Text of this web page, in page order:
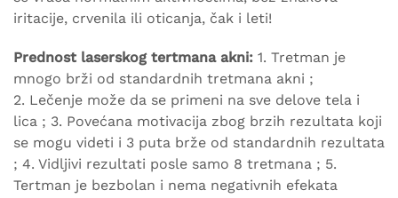
iritacije, crvenila ili oticanja, čak i leti!
Prednost laserskog tertmana akni: 1. Tretman je
mnogo brži od standardnih tretmana akni ;
2. Lečenje može da se primeni na sve delove tela i
lica ; 3. Povećana motivacija zbog brzih rezultata koji
se mogu videti i 3 puta brže od standardnih rezultata
; 4. Vidljivi rezultati posle samo 8 tretmana ; 5.
Tertman je bezbolan i nema negativnih efekata